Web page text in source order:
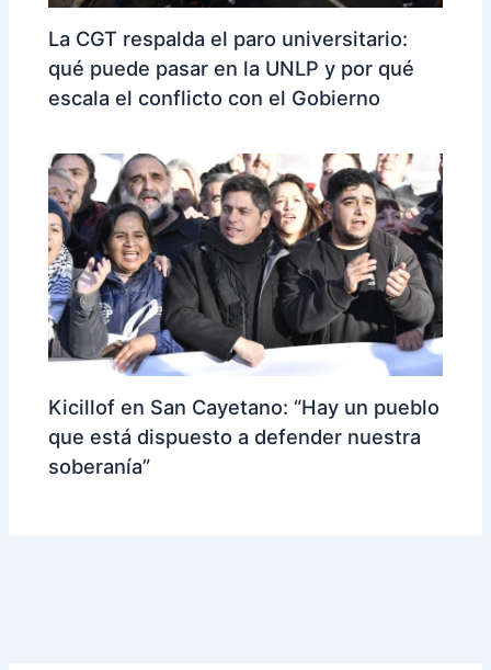
La CGT respalda el paro universitario:
qué puede pasar en la UNLP y por qué
escala el conflicto con el Gobierno
Kicillof en San Cayetano: “Hay un pueblo
que está dispuesto a defender nuestra
soberanía”